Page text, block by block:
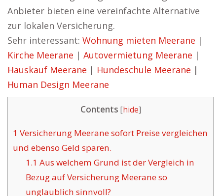
Anbieter bieten eine vereinfachte Alternative
zur lokalen Versicherung.
Sehr interessant: Wohnung mieten Meerane |
Kirche Meerane | Autovermietung Meerane |
Hauskauf Meerane | Hundeschule Meerane |
Human Design Meerane
Contents [hide]
1 Versicherung Meerane sofort Preise vergleichen
und ebenso Geld sparen.
1.1 Aus welchem Grund ist der Vergleich in
Bezug auf Versicherung Meerane so
unglaublich sinnvoll?